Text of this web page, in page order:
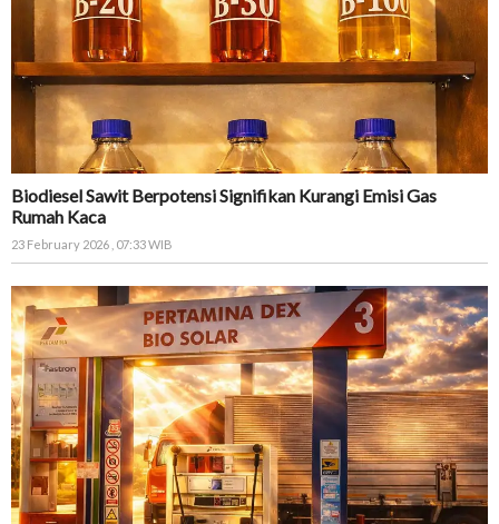
Biodiesel Sawit Berpotensi Signifikan Kurangi Emisi Gas
Rumah Kaca
23 February 2026 , 07:33 WIB